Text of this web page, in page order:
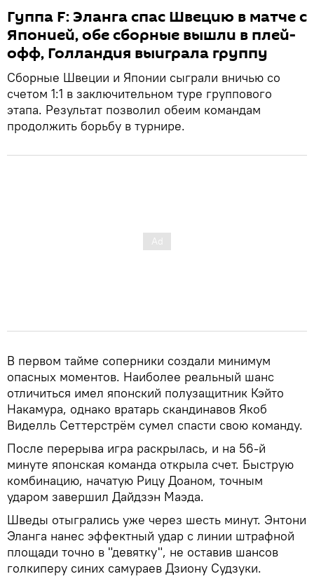
Гуппа F: Эланга спас Швецию в матче с
Японией, обе сборные вышли в плей-
офф, Голландия выиграла группу
Сборные Швеции и Японии сыграли вничью со
счетом 1:1 в заключительном туре группового
этапа. Результат позволил обеим командам
продолжить борьбу в турнире.
В первом тайме соперники создали минимум
опасных моментов. Наиболее реальный шанс
отличиться имел японский полузащитник Кэйто
Накамура, однако вратарь скандинавов Якоб
Виделль Сеттерстрём сумел спасти свою команду.
После перерыва игра раскрылась, и на 56-й
минуте японская команда открыла счет. Быструю
комбинацию, начатую Рицу Доаном, точным
ударом завершил Дайдзэн Маэда.
Шведы отыгрались уже через шесть минут. Энтони
Эланга нанес эффектный удар с линии штрафной
площади точно в "девятку", не оставив шансов
голкиперу синих самураев Дзиону Судзуки.